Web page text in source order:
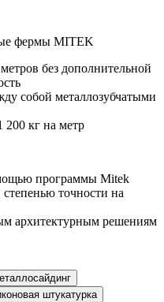
фермы MITEK
без дополнительной
собой металлозубчатыми
кг на метр
программы Mitek
точности на
архитектурным решениям
штукатурка